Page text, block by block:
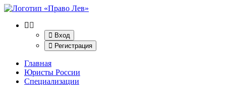
Вход
Регистрация
Главная
Юристы России
Специализации